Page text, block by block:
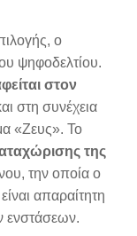
ο
ψηφοδελτίου.
στον
στη συνέχεια
«Ζευς». Το
της
την οποία ο
απαραίτητη
ενστάσεων.